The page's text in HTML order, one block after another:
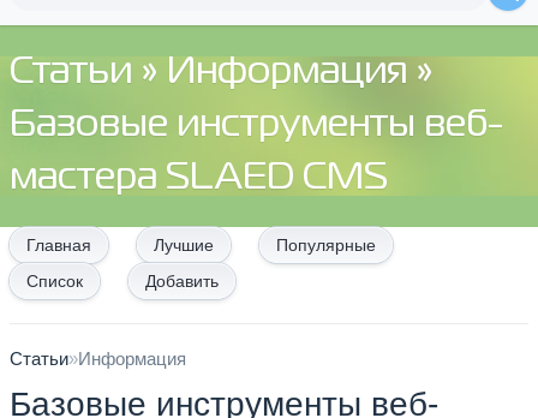
Статьи » Информация »
Базовые инструменты веб-
мастера SLAED CMS
Главная Лучшие
Популярные
Список
Добавить
Статьи»Информация
Базовые инструменты веб-